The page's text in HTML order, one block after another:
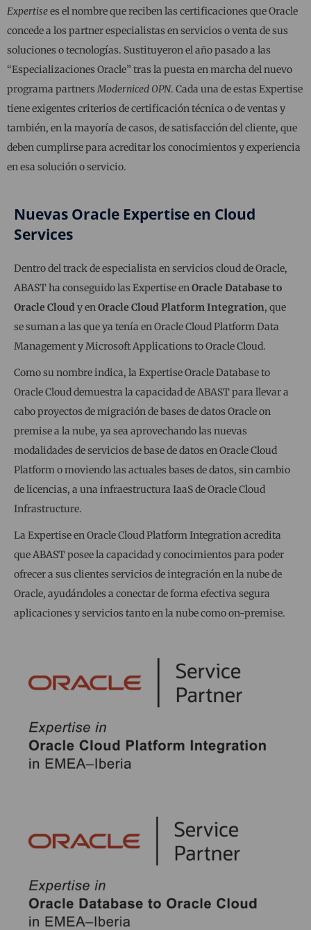
Expertisees el nombre que reciben las certificaciones que Oracle
concede a los partner especialistas en servicios o venta de sus
soluciones o tecnologías. Sustituyeron el año pasado a las
“Especializaciones Oracle” tras la puesta en marcha del nuevo
programa partnersModerniced OPN. Cada una de estas Expertise
tiene exigentes criterios de certificación técnica o de ventas y
también, en la mayoría de casos, de satisfacción del cliente, que
deben cumplirse para acreditar los conocimientos y experiencia
en esa solución o servicio.
Nuevas Oracle Expertise en Cloud
Services
Dentro del track de especialista en servicios cloud de Oracle,
ABAST ha conseguido las Expertise enOracle Database to
Oracle Cloudy enOracle Cloud Platform Integration, que
se suman a las que ya tenía en Oracle Cloud Platform Data
Management y Microsoft Applications to Oracle Cloud.
Como su nombre indica, la Expertise Oracle Database to
Oracle Cloud demuestra la capacidad de ABAST para llevar a
cabo proyectos de migración de bases de datos Oracle on
premise a la nube, ya sea aprovechando las nuevas
modalidades de servicios de base de datos en Oracle Cloud
Platform o moviendo las actuales bases de datos, sin cambio
de licencias, a una infraestructura IaaS de Oracle Cloud
Infrastructure.
La Expertise en Oracle Cloud Platform Integration acredita
que ABAST posee la capacidad y conocimientos para poder
ofrecer a sus clientes servicios de integración en la nube de
Oracle, ayudándoles a conectar de forma efectiva segura
aplicaciones y servicios tanto en la nube como on-premise.